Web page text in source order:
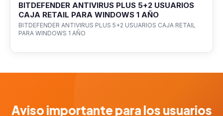
BITDEFENDER ANTIVIRUS PLUS 5+2 USUARIOS
CAJA RETAIL PARA WINDOWS 1 AÑO
BITDEFENDER ANTIVIRUS PLUS 5+2 USUARIOS CAJA RETAIL
PARA WINDOWS 1 AÑO
Aviso importante para los usuarios